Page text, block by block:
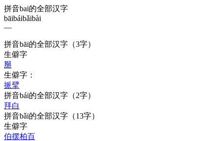
拼音bai的全部汉字
bāibáibǎibài
—
拼音bāi的全部汉字 （3字）
生僻字
掰
生僻字：
挀擘
拼音bái的全部汉字 （2字）
拜白
拼音bǎi的全部汉字 （13字）
生僻字
伯摆柏百